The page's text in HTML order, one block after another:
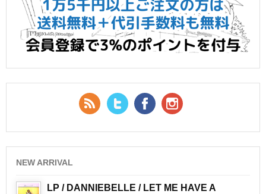
RSS Feed
Twitter Facebook
NEW ARRIVAL
LP / DANNIEBELLE / LET ME HAVE A